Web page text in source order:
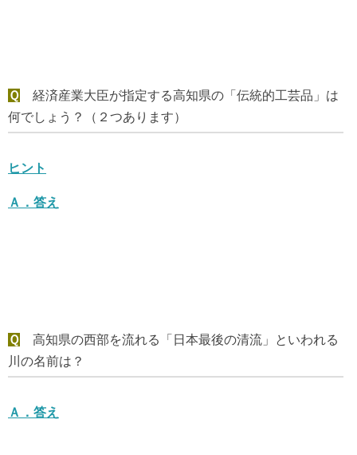
Ｑ
経済産業大臣が指定する高知県の「伝統的工芸品」は
何でしょう？（２つあります）
ヒント
Ａ． 答え
Ｑ
高知県の西部を流れる「日本最後の清流」といわれる
川の名前は？
Ａ． 答え